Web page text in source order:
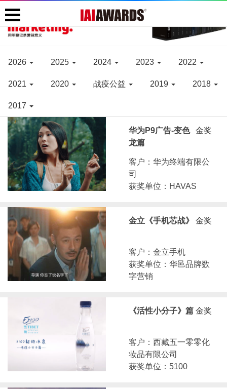
2026 2025 2024 2023 2022
2021 2020 战疫公益 2019 2018
2017
金奖
华为P9广告-变色
龙篇
客户：华为终端有限公
司
获奖单位：HAVAS
金奖
金立《手机芯战》
客户：金立手机
获奖单位：华邑品牌数
字营销
金奖
《活性小分子》篇
客户：西藏五一零零化
妆品有限公司
获奖单位：5100